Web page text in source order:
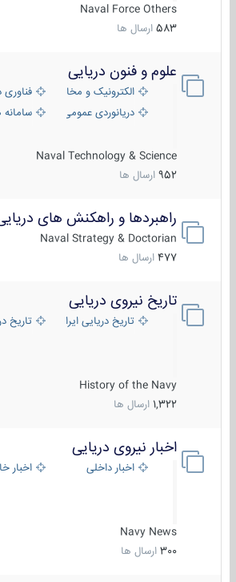
Naval Force Others
583 ارسال ها
علوم و فنون دریایی
الکترونیک و مخابرات دریاییفناوری
دریانوردی عمومی
سامانه
Naval Technology & Science
952 ارسال ها
راهبردها و راهکنش های دریایی
Naval Strategy & Doctorian
477 ارسال ها
تاریخ نیروی دریایی
تاریخ دریایی ایران تاریخ
History of the Navy
1,322 ارسال ها
اخبار نیروی دریایی
اخبار داخلی اخبار
Navy News
300 ارسال ها